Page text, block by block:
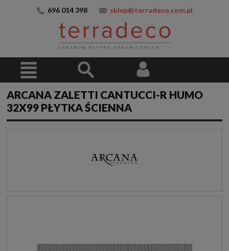
696 014 398 sklep@terradeco.com.pl
ARCANA ZALETTI CANTUCCI-R HUMO
32X99 PŁYTKA ŚCIENNA